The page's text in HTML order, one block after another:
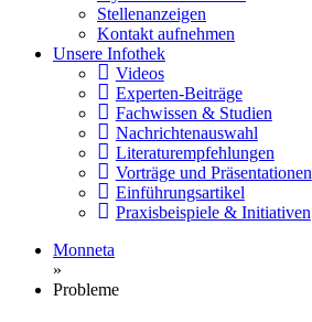
Stellenanzeigen
Kontakt aufnehmen
Unsere Infothek
Videos
Experten-Beiträge
Fachwissen & Studien
Nachrichtenauswahl
Literaturempfehlungen
Vorträge und Präsentationen
Einführungsartikel
Praxisbeispiele & Initiativen
Monneta
»
Probleme